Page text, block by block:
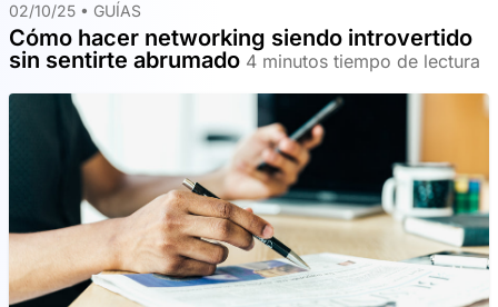
02/10/25 • GUÍAS
Cómo hacer networking siendo introvertido
sin sentirte abrumado 4 minutos tiempo de lectura